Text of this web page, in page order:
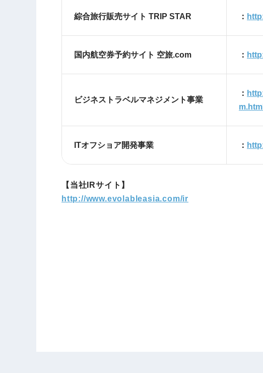
綜合旅行販売サイト TRIP STAR ：
国内航空券予約サイト 空旅.com ：
ビジネストラベルマネジメント事業
：
m.html
ITオフショア開発事業 ：
【当社IRサイト】
http://www.evolableasia.com/ir